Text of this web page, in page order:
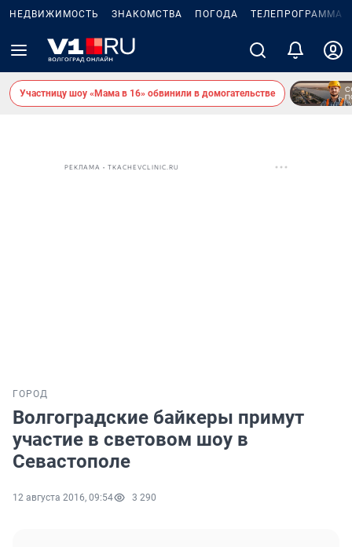
НЕДВИЖИМОСТЬ ЗНАКОМСТВА ПОГОДА ТЕЛЕПРОГРАММА
Участницу шоу «Мама в 16» обвинили в домогательстве
РЕКЛАМА • TKACHEVCLINIC.RU
ГОРОД
Волгоградские байкеры примут
участие в световом шоу в
Севастополе
12 августа 2016, 09:54 3 290